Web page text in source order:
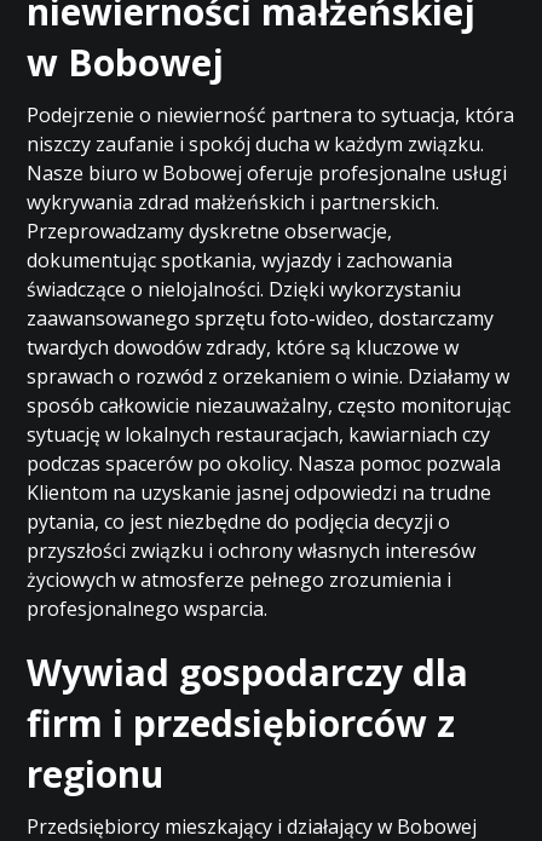
niewierności małżeńskiej
w Bobowej
Podejrzenie o niewierność partnera to sytuacja, która
niszczy zaufanie i spokój ducha w każdym związku.
Nasze biuro w Bobowej oferuje profesjonalne usługi
wykrywania zdrad małżeńskich i partnerskich.
Przeprowadzamy dyskretne obserwacje,
dokumentując spotkania, wyjazdy i zachowania
świadczące o nielojalności. Dzięki wykorzystaniu
zaawansowanego sprzętu foto-wideo, dostarczamy
twardych dowodów zdrady, które są kluczowe w
sprawach o rozwód z orzekaniem o winie. Działamy w
sposób całkowicie niezauważalny, często monitorując
sytuację w lokalnych restauracjach, kawiarniach czy
podczas spacerów po okolicy. Nasza pomoc pozwala
Klientom na uzyskanie jasnej odpowiedzi na trudne
pytania, co jest niezbędne do podjęcia decyzji o
przyszłości związku i ochrony własnych interesów
życiowych w atmosferze pełnego zrozumienia i
profesjonalnego wsparcia.
Wywiad gospodarczy dla
firm i przedsiębiorców z
regionu
Przedsiębiorcy mieszkający i działający w Bobowej